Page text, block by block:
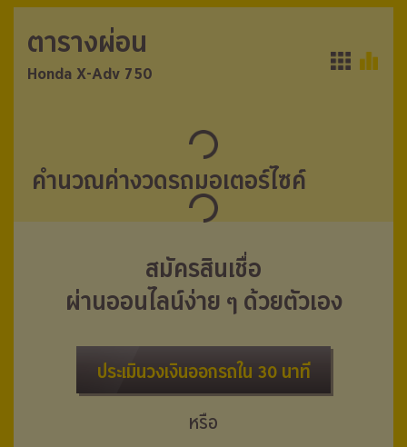
ตารางผ่อน
Honda X-Adv 750
ตารางผ่อน
Honda X-Adv 750
คำนวณค่างวดรถมอเตอร์ไซค์
สมัครสินเชื่อ
ผ่านออนไลน์ง่าย ๆ ด้วยตัวเอง
ประเมินวงเงินออกรถใน 30 นาที
หรือ